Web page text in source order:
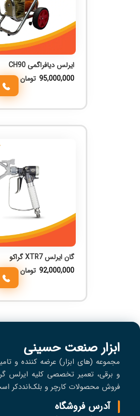
ایرلس دیافراگمی CH90
95,000,000 تومان
گان ایرلس XTR7 گراکو
92,000,000 تومان
ابزار صنعت حسینی
مجموعه (های ابزار) عرضه کننده و
و برقی، تعمير تخصصی کلیه ایرلس
فروش محصولات کارچر و بلک‌انددکر
آدرس فروشگاه